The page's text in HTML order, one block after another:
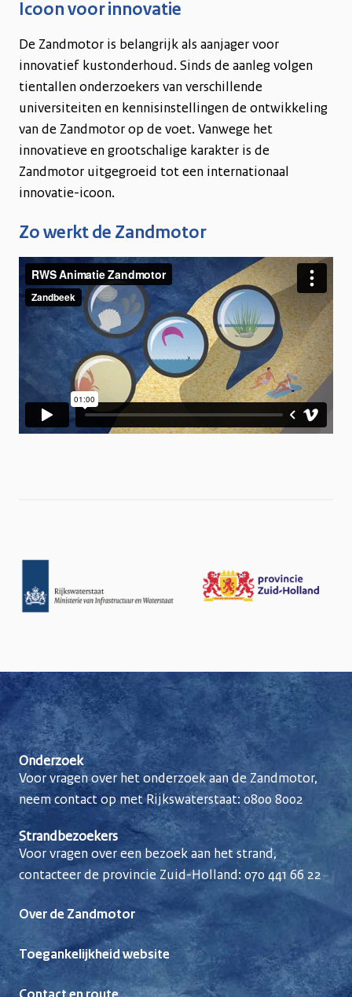
Icoon voor innovatie
De Zandmotor is belangrijk als aanjager voor
innovatief kustonderhoud. Sinds de aanleg volgen
tientallen onderzoekers van verschillende
universiteiten en kennisinstellingen de ontwikkeling
van de Zandmotor op de voet. Vanwege het
innovatieve en grootschalige karakter is de
Zandmotor uitgegroeid tot een internationaal
innovatie-icoon.
Zo werkt de Zandmotor
Onderzoek
Voor vragen over het onderzoek aan de Zandmotor,
neem contact op met Rijkswaterstaat: 0800 8002
Strandbezoekers
Voor vragen over een bezoek aan het strand,
contacteer de provincie Zuid-Holland: 070 441 66 22
Over de Zandmotor
Toegankelijkheid website